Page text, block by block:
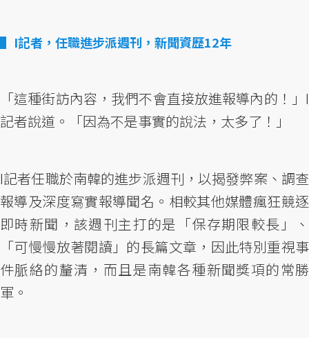
I記者，任職進步派週刊，新聞資歷12年
「這種街訪內容，我們不會直接放進報導內的！」I
記者說道。「因為不是事實的說法，太多了！」
I記者任職於南韓的進步派週刊，以揭發弊案、調查
報導及深度寫實報導聞名。相較其他媒體瘋狂競逐
即時新聞，該週刊主打的是「保存期限較長」、
「可慢慢放著閱讀」的長篇文章，因此特別重視事
件脈絡的釐清，而且是南韓各種新聞獎項的常勝
軍。